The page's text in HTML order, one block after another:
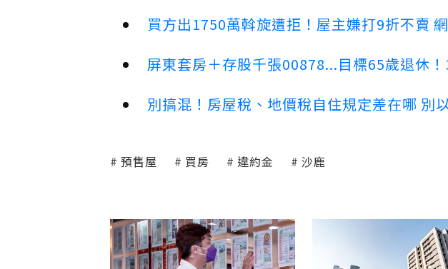
買方出1750萬斡旋遭拒！屋主嫌打9折不賣
屏東套房＋存股千張00878...目標65歲退休
別搞混！房屋稅、地價稅自住規定差在哪 別
預售屋 買房 違約金 沙鹿